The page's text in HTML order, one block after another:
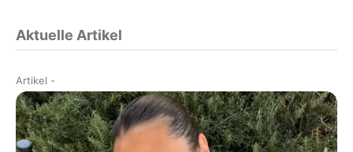
Aktuelle Artikel
Artikel -